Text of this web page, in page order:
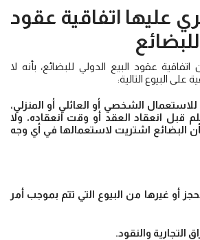
عليها اتفاقية عقود
اتفاقية عقود البيع الدولي للبضائع، بأنه لا
على البيوع التالية:
للاستعمال الشخصي أو العائلي أو المنزلي،
قبل انعقاد العقد أو وقت انعقاده، ولا
البضائع اشتريت لاستعمالها في أي وجه
أو غيرها من البيوع التي تتم بموجب أمر
التجارية والنقود.